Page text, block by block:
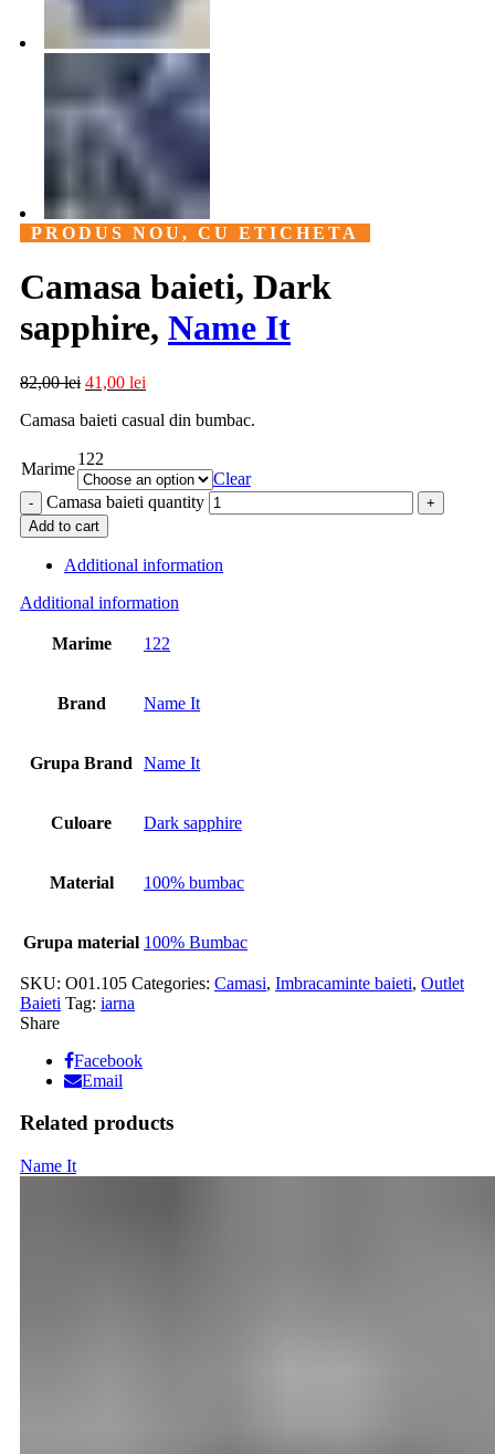
PRODUS NOU, CU ETICHETA
Camasa baieti, Dark
sapphire, Name It
82,00lei 41,00 lei
Camasa baieti casual din bumbac.
Marime
122
Clear
Camasa baieti quantity
Add to cart
Additional information
Additional information
Marime 122
Brand Name It
Grupa Brand Name It
Culoare Dark sapphire
Material 100% bumbac
Grupa material 100% Bumbac
SKU: O01.105 Categories: Camasi, Imbracaminte baieti, Outlet
Baieti Tag: iarna
Share
Facebook
Email
Related products
Name It